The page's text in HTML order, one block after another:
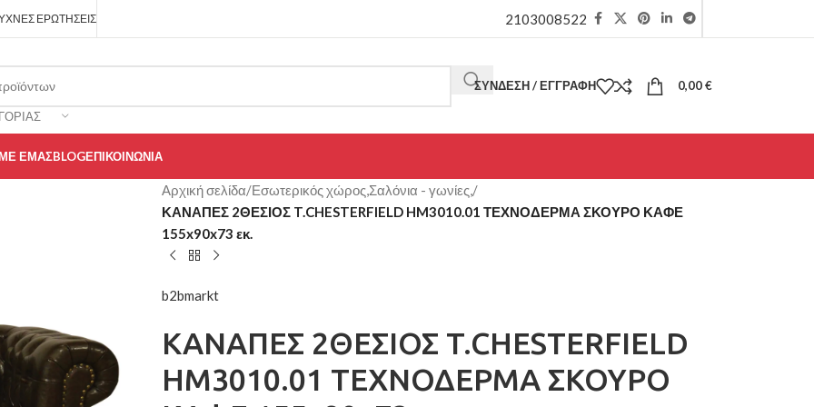
ΕΡΩΤΉΣΕΙΣ 2103008522
ΣΎΝΔΕΣΗ / ΕΓΓΡΑΦΉ 0,00€
ΕΜΆΣBLOGΕΠΙΚΟΙΝΩΝΊΑ
Αρχική σελίδα/Εσωτερικός χώρος,Σαλόνια - γωνίες,/
ΚΑΝΑΠΕΣ 2ΘΕΣΙΟΣ T.CHESTERFIELD HM3010.01 ΤΕΧΝΟΔΕΡΜΑ ΣΚΟΥΡΟ ΚΑΦΕ
155x90x73 εκ.
b2bmarkt
ΚΑΝΑΠΕΣ 2ΘΕΣΙΟΣ T.CHESTERFIELD
HM3010.01 ΤΕΧΝΟΔΕΡΜΑ ΣΚΟΥΡΟ